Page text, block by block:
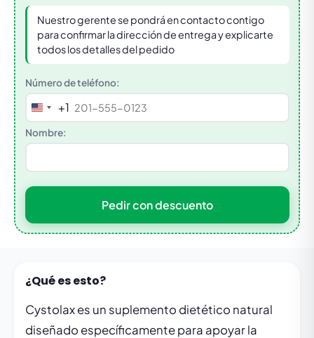
Nuestro gerente se pondrá en contacto contigo
para confirmar la dirección de entrega y explicarte
todos los detalles del pedido
Número de teléfono:
United
States
+1
+1
Nombre:
Pedir con descuento
¿Qué es esto?
Cystolax es un suplemento dietético natural
diseñado específicamente para apoyar la